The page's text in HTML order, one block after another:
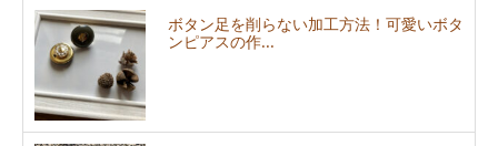
ボタン足を削らない加工方法！可愛いボタ
ンピアスの作...